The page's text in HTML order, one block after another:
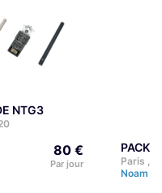
NTG3
80 €
Par jour
PACK
Paris ,
Noam B.